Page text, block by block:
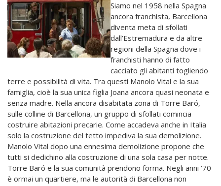
Siamo nel 1958 nella Spagna
ancora franchista, Barcellona
diventa meta di sfollati
dall’Estremadura e da altre
regioni della Spagna dove i
franchisti hanno di fatto
cacciato gli abitanti togliendo
terre e possibilità di vita. Tra questi Manolo Vital e la sua
famiglia, cioè la sua unica figlia Joana ancora quasi neonata e
senza madre. Nella ancora disabitata zona di Torre Baró,
sulle colline di Barcellona, un gruppo di sfollati comincia
costruire abitazioni precarie. Come accadeva anche in Italia
solo la costruzione del tetto impediva la sua demolizione.
Manolo Vital dopo una ennesima demolizione propone che
tutti si dedichino alla costruzione di una sola casa per notte.
Torre Baró e la sua comunità prendono forma. Negli anni ’70
è ormai un quartiere, ma le autorità di Barcellona non